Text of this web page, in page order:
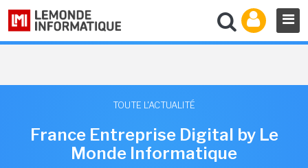
TOUTE L'ACTUALITÉ
France Entreprise Digital by Le
Monde Informatique